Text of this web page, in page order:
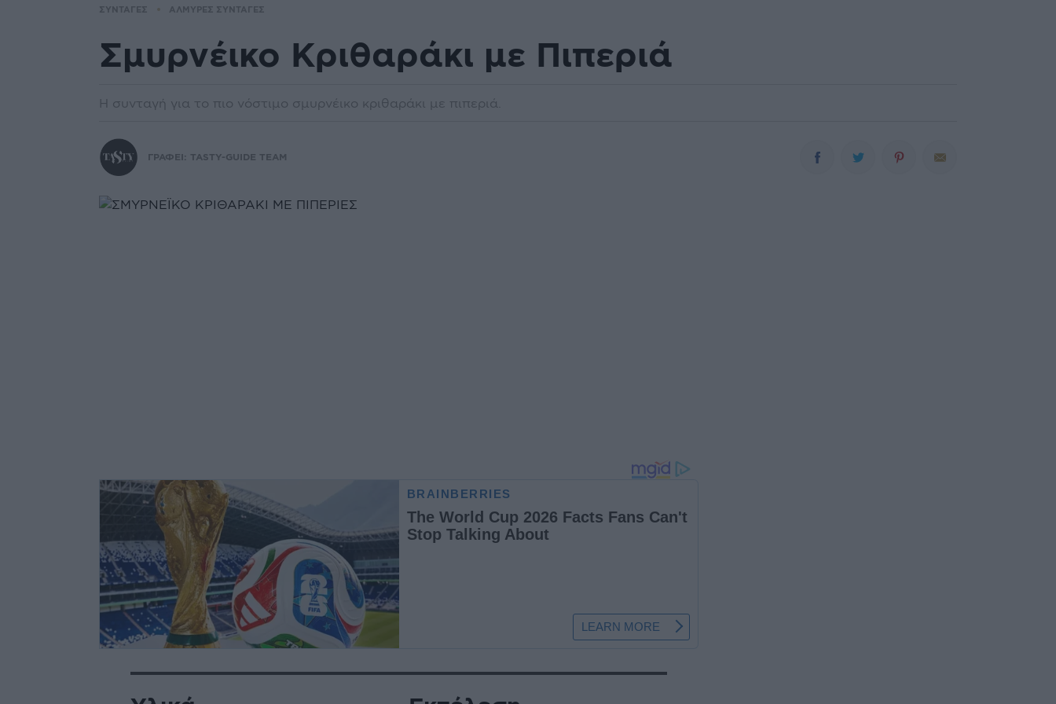
ΣΥΝΤΑΓΕΣ ΑΛΜΥΡΕΣ ΣΥΝΤΑΓΕΣ
Σμυρνέικο Κριθαράκι με Πιπεριά
Η συνταγή για το πιο νόστιμο σμυρνέικο κριθαράκι με πιπεριά.
ΓΡΑΦΕΙ: TASTY-GUIDE TEAM